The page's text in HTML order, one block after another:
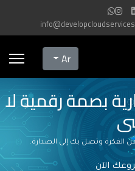
Select your language
Ar
بصمة رقمية لا
الآن